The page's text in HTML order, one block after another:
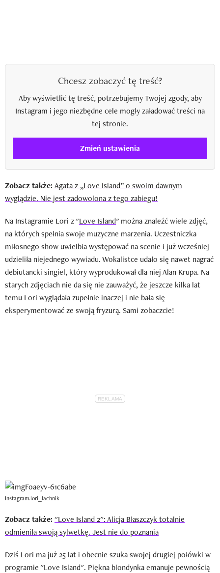
Chcesz zobaczyć tę treść?
Aby wyświetlić tę treść, potrzebujemy Twojej zgody, aby
Instagram i jego niezbędne cele mogły załadować treści na
tej stronie.
Zmień ustawienia
Zobacz także: Agata z „Love Island” o swoim dawnym
wyglądzie. Nie jest zadowolona z tego zabiegu!
Na Instagramie Lori z "Love Island" można znaleźć wiele zdjęć,
na których spełnia swoje muzyczne marzenia. Uczestniczka
miłosnego show uwielbia występować na scenie i już wcześniej
udzieliła niejednego wywiadu. Wokalistce udało się nawet nagrać
debiutancki singiel, który wyprodukował dla niej Alan Krupa. Na
starych zdjęciach nie da się nie zauważyć, że jeszcze kilka lat
temu Lori wyglądała zupełnie inaczej i nie bała się
eksperymentować ze swoją fryzurą. Sami zobaczcie!
Instagram.lori_lachnik
Zobacz także: "Love Island 2": Alicja Błaszczyk totalnie
odmieniła swoją sylwetkę. Jest nie do poznania
Dziś Lori ma już 25 lat i obecnie szuka swojej drugiej połówki w
programie "Love Island". Piękna blondynka emanuje pewnością